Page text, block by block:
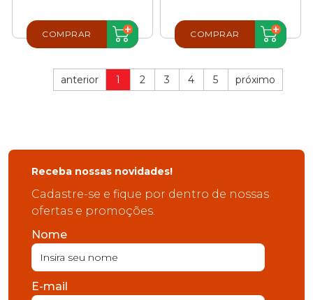
COMPRAR COMPRAR
anterior 1 2 3 4 5 próximo
Receba nossas novidades!
Cadastre-se e fique por dentro de nossas
ofertas e promoções.
Nome
E-mail